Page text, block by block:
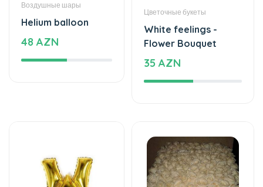
Воздушные шары
Helium balloon
48 AZN
Цветочные букеты
White feelings -
Flower Bouquet
35 AZN